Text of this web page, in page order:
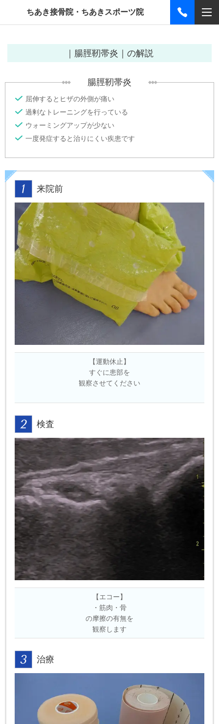
ちあき接骨院・ちあきスポーツ院
｜腸脛靭帯炎｜の解説
腸脛靭帯炎
屈伸するとヒザの外側が痛い
過剰なトレーニングを行っている
ウォーミングアップが少ない
一度発症すると治りにくい疾患です
来院前
【運動休止】
すぐに患部を
観察させてください
検査
【エコー】
・筋肉・骨
の摩擦の有無を
観察します
治療